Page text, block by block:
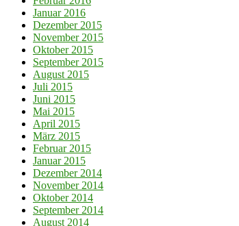
Januar 2016
Dezember 2015
November 2015
Oktober 2015
September 2015
August 2015
Juli 2015
Juni 2015
Mai 2015
April 2015
März 2015
Februar 2015
Januar 2015
Dezember 2014
November 2014
Oktober 2014
September 2014
August 2014